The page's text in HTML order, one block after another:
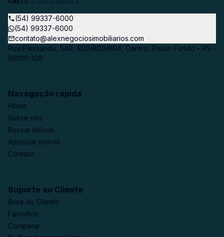
(54) 99337-6000
(54) 99337-6000
contato@alexnegociosimobiliarios.com
Rua Paissandu, 549, 802/803/804, Centro, Passo Fundo - RS -
99010-100
Navegação rápida
Home
Sobre nós
Buscar imóvel
Anunciar imóvel
Contato
Suporte ao Cliente
Área do Cliente
Favoritos
Comparar